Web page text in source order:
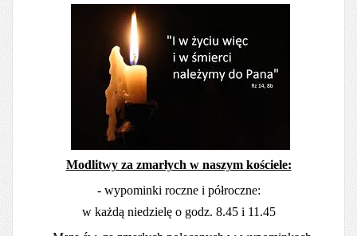
Modlitwy za zmarłych w naszym kościele:
- wypominki roczne i półroczne:
w każdą niedzielę o godz. 8.45 i 11.45